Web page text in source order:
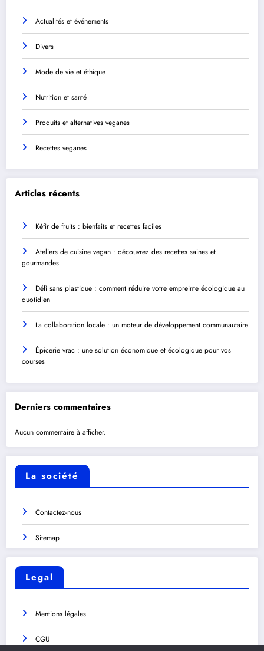
Actualités et événements
Divers
Mode de vie et éthique
Nutrition et santé
Produits et alternatives veganes
Recettes veganes
Articles récents
Kéfir de fruits : bienfaits et recettes faciles
Ateliers de cuisine vegan : découvrez des recettes saines et
gourmandes
Défi sans plastique : comment réduire votre empreinte écologique au
quotidien
La collaboration locale : un moteur de développement communautaire
Épicerie vrac : une solution économique et écologique pour vos
courses
Derniers commentaires
Aucun commentaire à afficher.
La société
Contactez-nous
Sitemap
Legal
Mentions légales
CGU